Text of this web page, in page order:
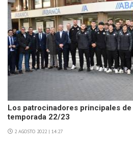
Los patrocinadores principales
temporada 22/23
2 AGOSTO 2022 | 14:27